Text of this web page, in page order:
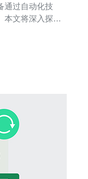
通过自动化技
本文将深入探讨
动取票机的工作